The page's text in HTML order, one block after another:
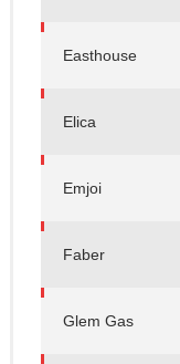
Easthouse
Elica
Emjoi
Faber
Glem Gas